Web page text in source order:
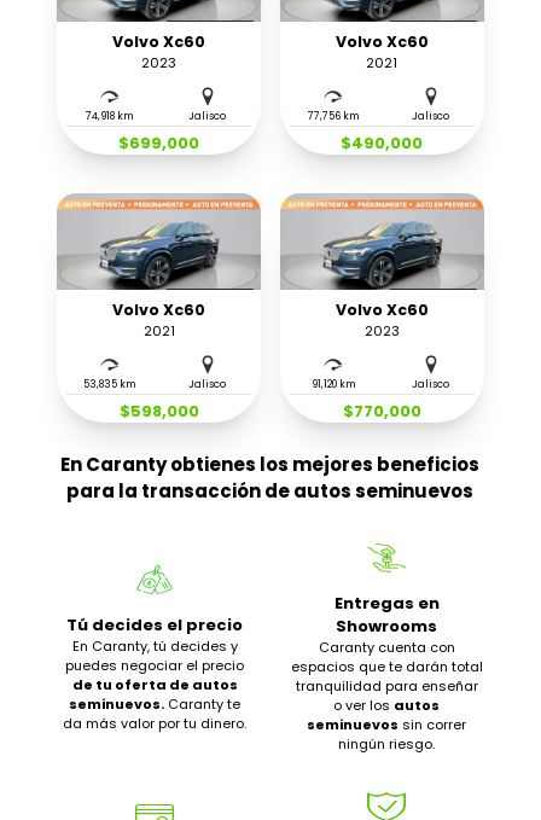
Volvo Xc60
2023
74,918 km Jalisco
$699,000
Volvo Xc60
2021
77,756 km Jalisco
$490,000
Volvo Xc60
2021
53,835 km Jalisco
$598,000
Volvo Xc60
2023
91,120 km Jalisco
$770,000
En Caranty obtienes los mejores beneficios
para la transacción de autos seminuevos
Tú decides el precio
En Caranty, tú decides y
puedes negociar el precio
de tu oferta de autos
seminuevos. Caranty te
da más valor por tu dinero.
Entregas en
Showrooms
Caranty cuenta con
espacios que te darán total
tranquilidad para enseñar
o ver los autos
seminuevos sin correr
ningún riesgo.